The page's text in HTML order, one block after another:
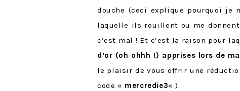
douche (ceci explique pourquoi je
laquelle ils rouillent ou me
c’est mal ! Et c’est la raison pour
d’or (oh ohhh !) apprises lors de
le plaisir de vous offrir une
code « mercredie3« ).